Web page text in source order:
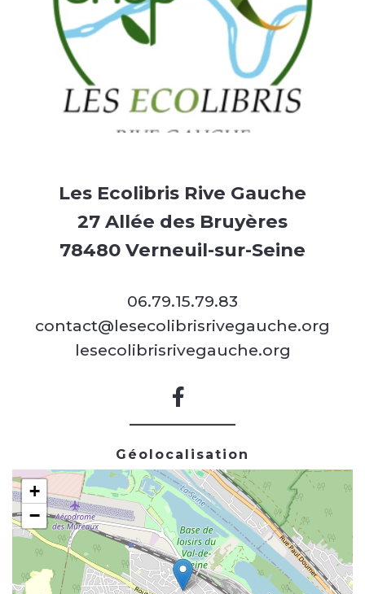
Les Ecolibris Rive Gauche
27 Allée des Bruyères
78480 Verneuil-sur-Seine
06.79.15.79.83
contact@lesecolibrisrivegauche.org
lesecolibrisrivegauche.org
Géolocalisation
+
−